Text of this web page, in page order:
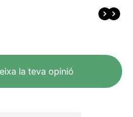
la teva opinió